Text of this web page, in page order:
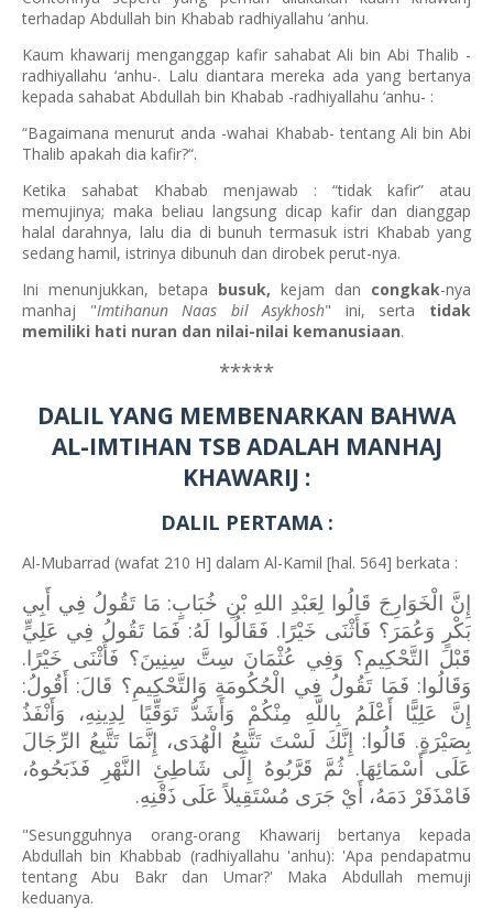
terhadap Abdullah bin Khabab radhiyallahu ‘anhu.
Kaum khawarij menganggap kafir sahabat Ali bin Abi Thalib -
radhiyallahu ‘anhu-. Lalu diantara mereka ada yang bertanya
kepada sahabat Abdullah bin Khabab -radhiyallahu ‘anhu- :
“Bagaimana menurut anda -wahai Khabab- tentang Ali bin Abi
Thalib apakah dia kafir?“.
Ketika sahabat Khabab menjawab : “tidak kafir” atau
memujinya; maka beliau langsung dicap kafir dan dianggap
halal darahnya, lalu dia di bunuh termasuk istri Khabab yang
sedang hamil, istrinya dibunuh dan dirobek perut-nya.
Ini menunjukkan, betapa busuk, kejam dan congkak-nya
manhaj "Imtihanun Naas bil Asykhosh" ini, serta tidak
memiliki hati nuran dan nilai-nilai kemanusiaan.
*****
DALIL YANG MEMBENARKAN BAHWA
AL-IMTIHAN TSB ADALAH MANHAJ
KHAWARIJ :
DALIL PERTAMA :
Al-Mubarrad (wafat 210 H] dalam Al-Kamil [hal. 564] berkata :
إِنَّ الْخَوَارِجَ قَالُوا لِعَبْدِ اللهِ بْنِ خُبَابٍ: مَا تَقُولُ فِي أَبِي
بَكْرٍ وَعُمَرَ؟ فَأَثْنَى خَيْرًا. فَقَالُوا لَهُ: فَمَا تَقُولُ فِي عَلِيٍّ
قَبْلَ التَّحْكِيمِ؟ وَفِي عُثْمَانَ سِتَّ سِنِينَ؟ فَأَثْنَى خَيْرًا.
وَقَالُوا: فَمَا تَقُولُ فِي الْحُكُومَةِ وَالتَّحْكِيمِ؟ قَالَ: أَقُولُ:
إِنَّ عَلِيًّا أَعْلَمُ بِاللَّهِ مِنْكُمْ وَأَشَدُّ تَوَقِّيًا لِدِينِهِ، وَأَنْفَذُ
بِصَيْرَةٍ. قَالُوا: إِنَّكَ لَسْتَ تَتَّبِعُ الْهُدَى، إِنَّمَا تَتَّبِعُ الرِّجَالَ
عَلَى أَسْمَائِهَا. ثُمَّ قَرَّبُوهُ إِلَى شَاطِئِ النَّهْرِ فَذَبَحُوهُ،
فَامْذَفَرْ دَمَهُ، أَيْ جَرَى مُسْتَقِيلاً عَلَى ذَقْنِهِ.
"Sesungguhnya orang-orang Khawarij bertanya kepada
Abdullah bin Khabbab (radhiyallahu 'anhu): 'Apa pendapatmu
tentang Abu Bakr dan Umar?' Maka Abdullah memuji
keduanya.